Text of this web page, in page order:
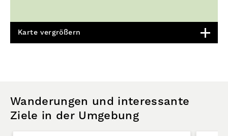
Karte vergrößern
Wanderungen und interessante
Ziele in der Umgebung